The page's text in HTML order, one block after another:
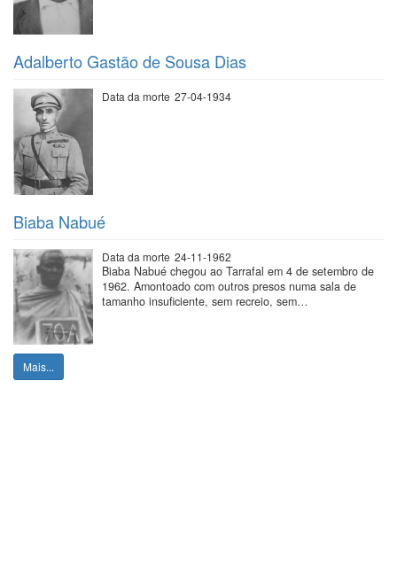
Adalberto Gastão de Sousa Dias
Data da morte 27-04-1934
Biaba Nabué
Data da morte 24-11-1962
Biaba Nabué chegou ao Tarrafal em 4 de setembro de
1962. Amontoado com outros presos numa sala de
tamanho insuficiente, sem recreio, sem…
Mais...